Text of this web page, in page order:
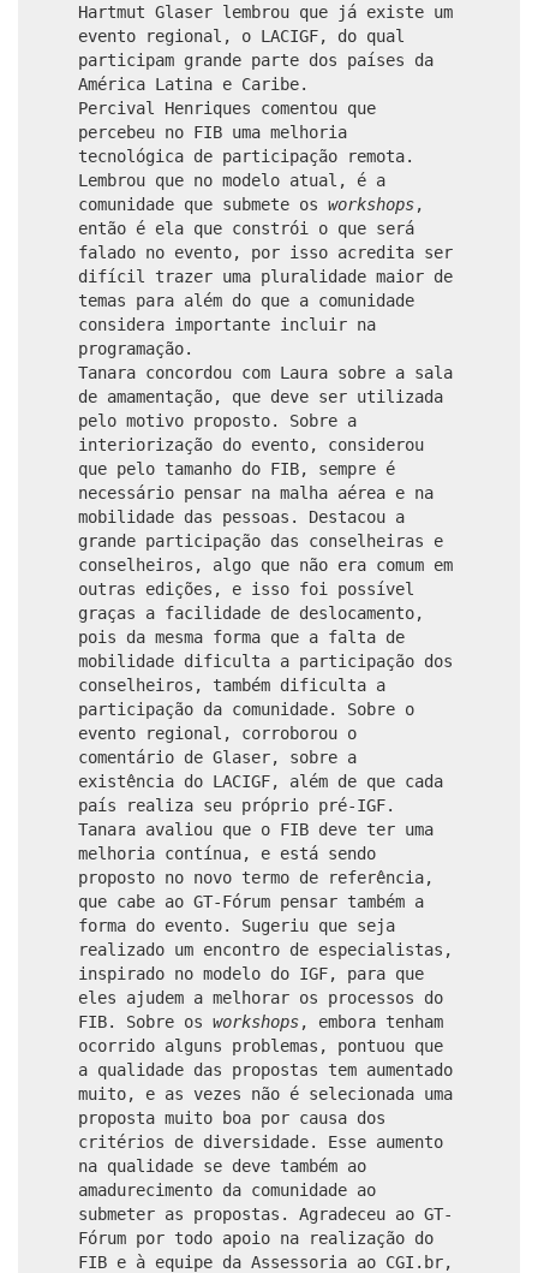
Hartmut Glaser lembrou que já existe um
evento regional, o LACIGF, do qual
participam grande parte dos países da
América Latina e Caribe.
Percival Henriques comentou que
percebeu no FIB uma melhoria
tecnológica de participação remota.
Lembrou que no modelo atual, é a
comunidade que submete os workshops,
então é ela que constrói o que será
falado no evento, por isso acredita ser
difícil trazer uma pluralidade maior de
temas para além do que a comunidade
considera importante incluir na
programação.
Tanara concordou com Laura sobre a sala
de amamentação, que deve ser utilizada
pelo motivo proposto. Sobre a
interiorização do evento, considerou
que pelo tamanho do FIB, sempre é
necessário pensar na malha aérea e na
mobilidade das pessoas. Destacou a
grande participação das conselheiras e
conselheiros, algo que não era comum em
outras edições, e isso foi possível
graças a facilidade de deslocamento,
pois da mesma forma que a falta de
mobilidade dificulta a participação dos
conselheiros, também dificulta a
participação da comunidade. Sobre o
evento regional, corroborou o
comentário de Glaser, sobre a
existência do LACIGF, além de que cada
país realiza seu próprio pré-IGF.
Tanara avaliou que o FIB deve ter uma
melhoria contínua, e está sendo
proposto no novo termo de referência,
que cabe ao GT-Fórum pensar também a
forma do evento. Sugeriu que seja
realizado um encontro de especialistas,
inspirado no modelo do IGF, para que
eles ajudem a melhorar os processos do
FIB. Sobre os workshops, embora tenham
ocorrido alguns problemas, pontuou que
a qualidade das propostas tem aumentado
muito, e as vezes não é selecionada uma
proposta muito boa por causa dos
critérios de diversidade. Esse aumento
na qualidade se deve também ao
amadurecimento da comunidade ao
submeter as propostas. Agradeceu ao GT-
Fórum por todo apoio na realização do
FIB e à equipe da Assessoria ao CGI.br,